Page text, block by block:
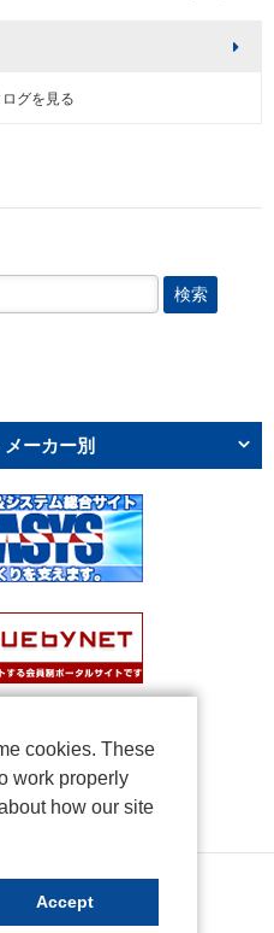
ログを見る
検索
ーカー別
cookies. These
work properly
how our site
Accept